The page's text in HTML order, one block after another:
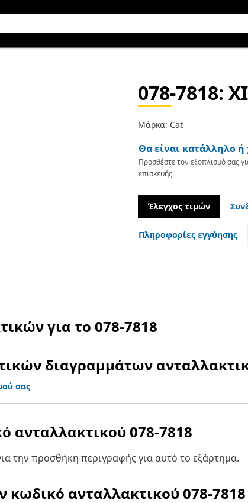
078-7818:
Μάρκα: Cat
Θα είναι κατάλληλο ή
Προσθέστε τον εξοπλισμό σας
επισκευής.
Έλεγχος τιμών
Πληροφορίες εγγύησης
για το 078-7818
διαγραμμάτων
σας
ανταλλακτικού078-7818
την προσθήκη περιγραφής για αυτό το εξάρτημα.
κωδικό ανταλλακτικού078-7818